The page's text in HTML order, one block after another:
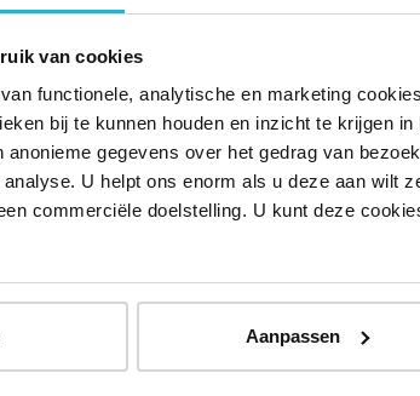
van cookies
functionele, analytische en marketing
bij te kunnen houden en inzicht te krijgen
gegevens over het gedrag van
U helpt ons enorm als u deze aan wilt
commerciële doelstelling. U kunt deze
Aanpassen